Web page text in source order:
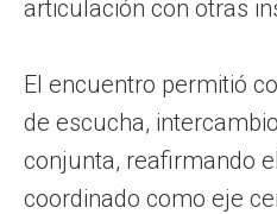
articulación con otras
El encuentro permitió
de escucha,
conjunta, reafirmando
coordinado como eje